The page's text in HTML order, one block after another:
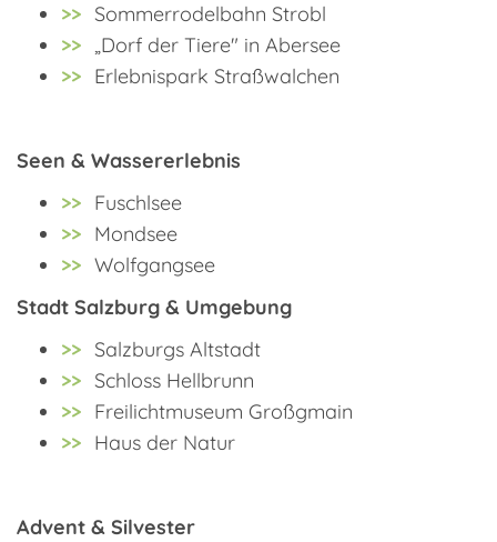
Sommerrodelbahn Strobl
„Dorf der Tiere" in Abersee
Erlebnispark Straßwalchen
Seen & Wassererlebnis
Fuschlsee
Mondsee
Wolfgangsee
Stadt Salzburg & Umgebung
Salzburgs Altstadt
Schloss Hellbrunn
Freilichtmuseum Großgmain
Haus der Natur
Advent & Silvester